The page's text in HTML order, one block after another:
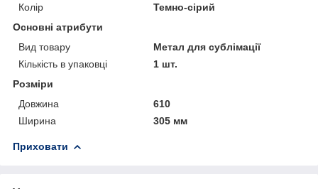
Колір
Темно-сірий
Основні атрибути
Вид товару
Метал для сублімації
Кількість в упаковці
1 шт.
Розміри
Довжина
610
Ширина
305 мм
Приховати